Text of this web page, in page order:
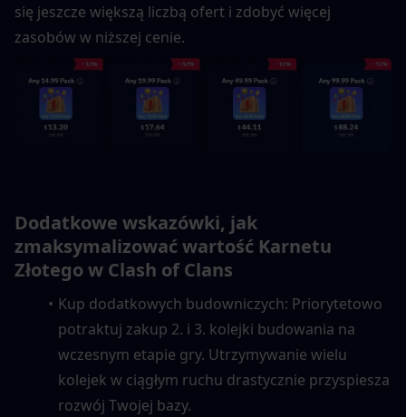
się jeszcze większą liczbą ofert i zdobyć więcej
zasobów w niższej cenie.
Dodatkowe wskazówki, jak
zmaksymalizować wartość Karnetu
Złotego w Clash of Clans
Kup dodatkowych budowniczych: Priorytetowo
potraktuj zakup 2. i 3. kolejki budowania na
wczesnym etapie gry. Utrzymywanie wielu
kolejek w ciągłym ruchu drastycznie przyspiesza
rozwój Twojej bazy.